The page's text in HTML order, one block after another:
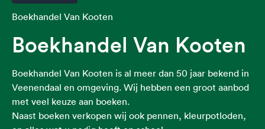
Boekhandel Van Kooten
Boekhandel Van Kooten
Boekhandel Van Kooten is al meer dan 50 jaar bekend in
Veenendaal en omgeving. Wij hebben een groot aanbod
met veel keuze aan boeken.
Naast boeken verkopen wij ook pennen, kleurpotloden,